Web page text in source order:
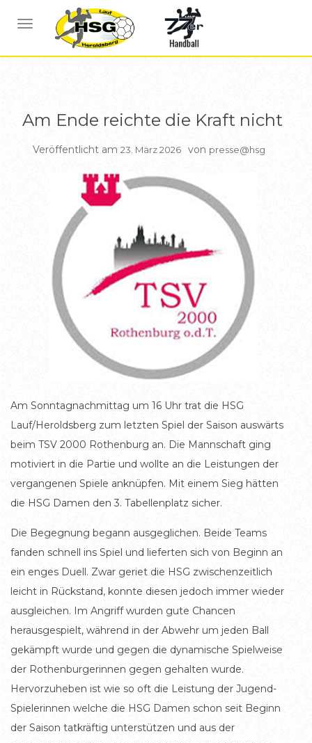
NAVIGATION UMSCHALTEN
BERICHTE DAMEN
Am Ende reichte die Kraft nicht
Veröffentlicht am 23. März 2026 von presse@hsg
Am Sonntagnachmittag um 16 Uhr trat die HSG
Lauf/Heroldsberg zum letzten Spiel der Saison auswärts
beim TSV 2000 Rothenburg an. Die Mannschaft ging
motiviert in die Partie und wollte an die Leistungen der
vergangenen Spiele anknüpfen. Mit einem Sieg hätten
die HSG Damen den 3. Tabellenplatz sicher.
Die Begegnung begann ausgeglichen. Beide Teams
fanden schnell ins Spiel und lieferten sich von Beginn an
ein enges Duell. Zwar geriet die HSG zwischenzeitlich
leicht in Rückstand, konnte diesen jedoch immer wieder
ausgleichen. Im Angriff wurden gute Chancen
herausgespielt, während in der Abwehr um jeden Ball
gekämpft wurde und gegen die dynamische Spielweise
der Rothenburgerinnen gegen gehalten wurde.
Hervorzuheben ist wie so oft die Leistung der Jugend-
Spielerinnen welche die HSG Damen schon seit Beginn
der Saison tatkräftig unterstützen und aus der